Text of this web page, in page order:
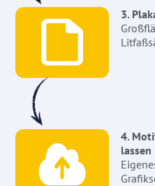
3.
4.
lassen